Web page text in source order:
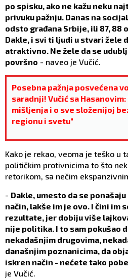
po spisku, ako ne kažu neku
privuku pažnju. Danas na
odsto građana Srbije, ili 87, 88
Dakle, i svi ti ljudi u stvari žele
atraktivno. Ne žele da se
površno - naveo je Vučić.
Posebna pažnja posvećena
saradnji! Vučić sa
mišljenja i o sve složenijoj
regionu i svetu"
Kako je rekao, veoma je teško u
političkim protivnicima to što
retorikom, sa nečim
- Dakle, umesto da se
način, lakše im je ovo. I čini im
rezultate, jer dobiju više
nije politika. I to sam pokušao
nekadašnjim drugovima,
današnjim poznanicima, da
iskren način - nećete tako
je Vučić.